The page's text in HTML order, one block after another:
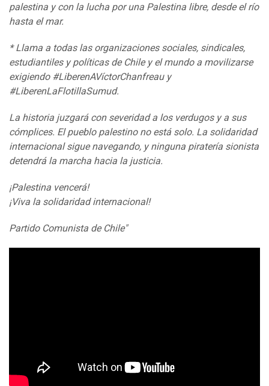
palestina y con la lucha por una Palestina libre, desde el río
hasta el mar.
* Llama a todas las organizaciones sociales, sindicales,
estudiantiles y políticas de Chile y el mundo a movilizarse
exigiendo #LiberenAVíctorChanfreau y
#LiberenLaFlotillaSumud.
La historia juzgará con severidad a los verdugos y a sus
cómplices. El pueblo palestino no está solo. La solidaridad
internacional sigue navegando, y ninguna piratería sionista
detendrá la marcha hacia la justicia.
¡Palestina vencerá!
¡Viva la solidaridad internacional!
Partido Comunista de Chile"